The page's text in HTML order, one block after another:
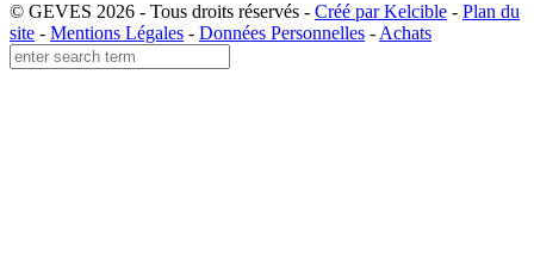
© GEVES 2026 - Tous droits réservés - Créé par Kelcible - Plan du
site - Mentions Légales - Données Personnelles - Achats